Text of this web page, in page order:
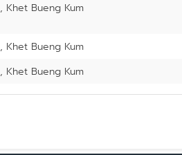
, Khet Bueng Kum
, Khet Bueng Kum
, Khet Bueng Kum